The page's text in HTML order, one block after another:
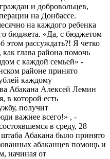
и добровольцев,
на Донбассе.
на каждого ребенка
бюджета. «Да, с бюджетом
этом рассуждать?! Я четко
глава района помочь
с каждой семьей» -
районе принято
каждому
Абакана Алексей Лемин
в которой есть
получит
важнее всего!» , -
в среду, 28
штаба Абакана было принято
абаканцев помощь и
начиная от